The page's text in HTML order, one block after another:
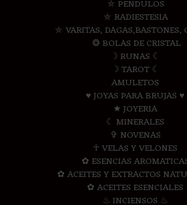
⛤ PENDULOS
⛤ RADIESTESIA
⛤ VARITAS, DAGAS,BASTONES,
❂ BOLAS DE CRISTAL
☽ RUNAS ☾
☽ TAROT ☾
AMULETOS
♥ JOYAS PARA BRUJAS ♥
★ JOYERIA
☾ MINERALES
✞ NOVENAS
☥ VELAS Y VELONES
✿ ESENCIAS
✿ ACEITES Y EXTRACTOS
✿ ACEITES ESENCIALES
♨ INCIENSOS ♨